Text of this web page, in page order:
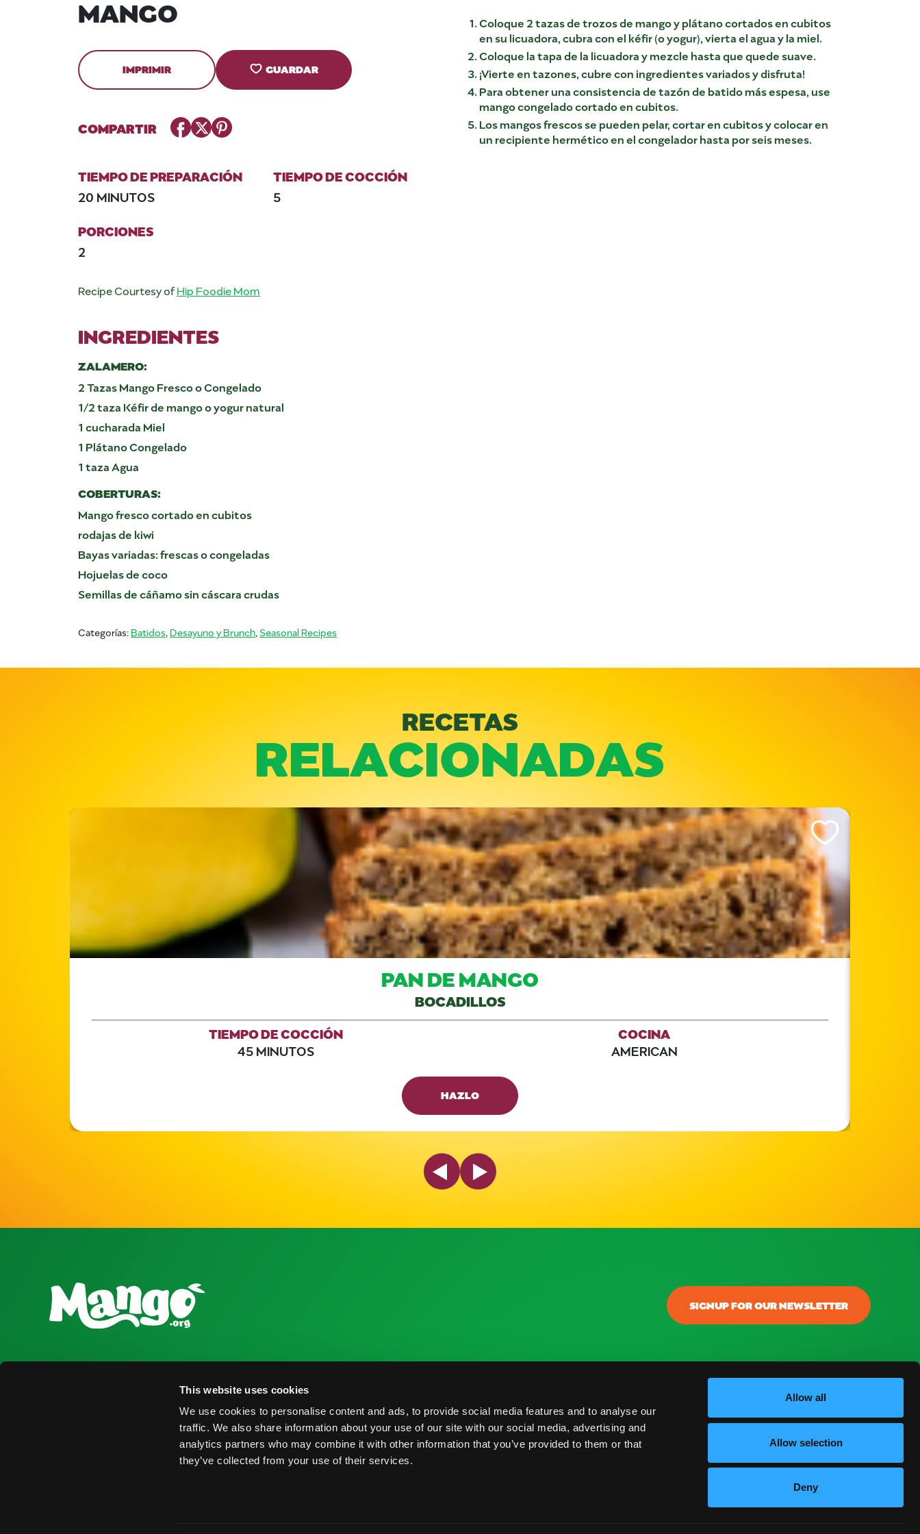
This website uses cookies
We use cookies to personalise content and ads, to provide social media features and to analyse our
traffic. We also share information about your use of our site with our social media, advertising and
analytics partners who may combine it with other information that you’ve provided to them or that
they’ve collected from your use of their services.
Allow all
Allow selection
Deny
MANGO
IMPRIMIR GUARDAR
COMPARTIR Facebook
TwitterPinterest
TIEMPO DE PREPARACIÓN
20 MINUTOS
TIEMPO DE COCCIÓN
5
PORCIONES
2
Recipe Courtesy ofHip Foodie Mom
INGREDIENTES
ZALAMERO:
2 Tazas Mango Fresco o Congelado
1/2 taza Kéfir de mango o yogur natural
1 cucharada Miel
1 Plátano Congelado
1 taza Agua
COBERTURAS:
Mango fresco cortado en cubitos
rodajas de kiwi
Bayas variadas: frescas o congeladas
Hojuelas de coco
Semillas de cáñamo sin cáscara crudas
Coloque 2 tazas de trozos de mango y plátano cortados en cubitos
en su licuadora, cubra con el kéfir (o yogur), vierta el agua y la miel.
Coloque la tapa de la licuadora y mezcle hasta que quede suave.
¡Vierte en tazones, cubre con ingredientes variados y disfruta!
Para obtener una consistencia de tazón de batido más espesa, use
mango congelado cortado en cubitos.
Los mangos frescos se pueden pelar, cortar en cubitos y colocar en
un recipiente hermético en el congelador hasta por seis meses.
Categorías:Batidos, Desayuno y Brunch, Seasonal Recipes
RECETAS
RELACIONADAS
Like This Recipe
PAN DE MANGO
BOCADILLOS
TIEMPO DE COCCIÓN
45 MINUTOS
COCINA
AMERICAN
HAZLO
Previous SlideNext Slide
SIGNUP FOR OUR NEWSLETTER
National Mango Board
Recursos para la Industria
Obtener Informe de Cosecha
Encontrar Proveedores
Eventos
Recursos de Investigación
Informe de Cosecha
Prácticas Postcosecha
Conectar
Blog
Preguntas Frecuentes